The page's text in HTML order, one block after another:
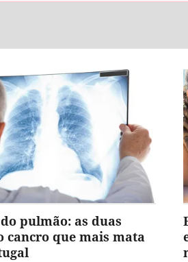
pulmão: as duas
cancro que mais mata